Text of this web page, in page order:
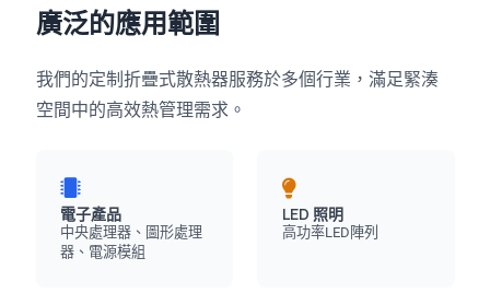
廣泛的應用範圍
我們的定制折疊式散熱器服務於多個行業，滿足緊湊
空間中的高效熱管理需求。
電子產品
中央處理器、圖形處理
器、電源模組
LED 照明
高功率LED陣列